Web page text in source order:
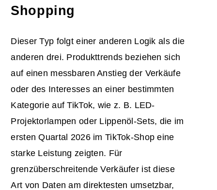
Shopping
Dieser Typ folgt einer anderen Logik als die
anderen drei. Produkttrends beziehen sich
auf einen messbaren Anstieg der Verkäufe
oder des Interesses an einer bestimmten
Kategorie auf TikTok, wie z. B. LED-
Projektorlampen oder Lippenöl-Sets, die im
ersten Quartal 2026 im TikTok-Shop eine
starke Leistung zeigten. Für
grenzüberschreitende Verkäufer ist diese
Art von Daten am direktesten umsetzbar,